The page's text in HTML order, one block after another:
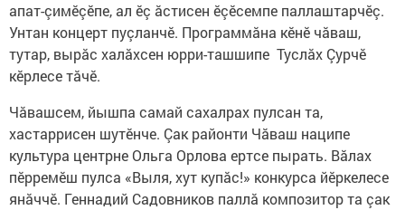
апат-çимӗçӗпе, ал ӗç ăстисен ӗçӗсемпе паллаштарчӗç.
Унтан концерт пуçланчӗ. Программăна кӗнӗ чăваш,
тутар, вырăс халăхсен юрри-ташшипе Туслăх Çурчӗ
кӗрлесе тăчӗ.
Чăвашсем, йышпа самай сахалрах пулсан та,
хастаррисен шутӗнче. Çак районти Чăваш наципе
культура центрне Ольга Орлова ертсе пырать. Вăлах
пӗрремӗш пулса «Выля, хут купăс!» конкурса йӗркелесе
янăччӗ. Геннадий Садовников паллă композитор та çак